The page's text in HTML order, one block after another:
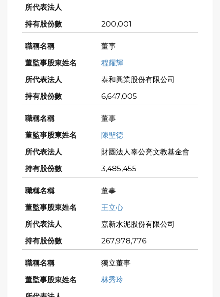
200,001
董事
程耀輝
泰和興業股份有限公司
6,647,005
董事
陳聖德
財團法人辜公亮文教基金會
3,485,455
董事
王立心
嘉新水泥股份有限公司
267,978,776
獨立董事
林秀玲